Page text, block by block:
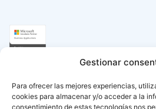
Gestionar
Para ofrecer las mejores experiencias,
cookies para almacenar y/o acceder a la
consentimiento de estas tecnologías nos